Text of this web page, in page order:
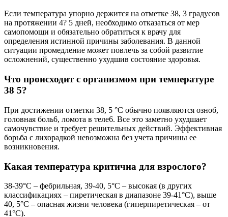
Если температура упорно держится на отметке 38, 3 градусов
на протяжении 4? 5 дней, необходимо отказаться от мер
самопомощи и обязательно обратиться к врачу для
определения истинной причины заболевания. В данной
ситуации промедление может повлечь за собой развитие
осложнений, существенно ухудшив состояние здоровья.
Что происходит с организмом при температуре
38 5?
При достижении отметки 38, 5 °С обычно появляются озноб,
головная боль6, ломота в теле6. Все это заметно ухудшает
самочувствие и требует решительных действий. Эффективная
борьба с лихорадкой невозможна без учета причины ее
возникновения.
Какая температура критична для взрослого?
38-39°C – фебрильная, 39-40, 5°C – высокая (в других
классификациях – пиретическая в диапазоне 39-41°C), выше
40, 5°C – опасная жизни человека (гиперпиретическая – от
41°C).